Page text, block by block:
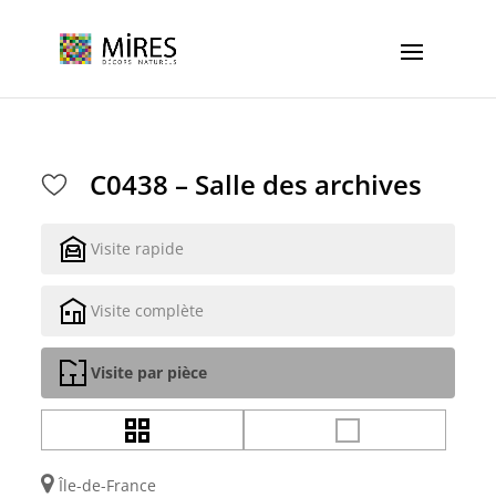
C0438 – Salle des archives
Visite rapide
Visite complète
Visite par pièce
Île-de-France